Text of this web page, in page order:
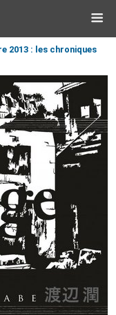
2013 : les chroniques